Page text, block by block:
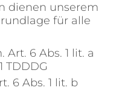
dienen unserem
für alle
6 Abs. 1 lit. a
TDDDG
6 Abs. 1 lit. b